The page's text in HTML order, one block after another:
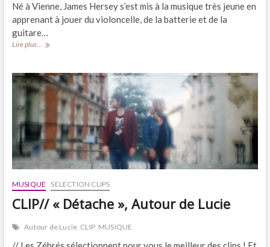
Né à Vienne, James Hersey s’est mis à la musique très jeune en
apprenant à jouer du violoncelle, de la batterie et de la
guitare…
Lire plus... CULTURE//
romantique
de
James
Hersey
MUSIQUE SELECTION CLIPS
CLIP// « Détache », Autour de Lucie
Autour de Lucie CLIP MUSIQUE